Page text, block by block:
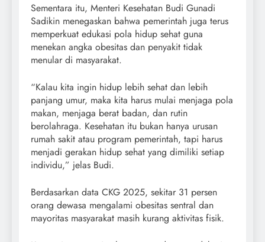
Sementara itu, Menteri Kesehatan Budi Gunadi
Sadikin menegaskan bahwa pemerintah juga terus
memperkuat edukasi pola hidup sehat guna
menekan angka obesitas dan penyakit tidak
menular di masyarakat.
“Kalau kita ingin hidup lebih sehat dan lebih
panjang umur, maka kita harus mulai menjaga pola
makan, menjaga berat badan, dan rutin
berolahraga. Kesehatan itu bukan hanya urusan
rumah sakit atau program pemerintah, tapi harus
menjadi gerakan hidup sehat yang dimiliki setiap
individu,” jelas Budi.
Berdasarkan data CKG 2025, sekitar 31 persen
orang dewasa mengalami obesitas sentral dan
mayoritas masyarakat masih kurang aktivitas fisik.